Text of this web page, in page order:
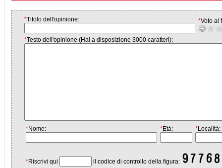
*Titolo dell'opinione: *Voto al
*Testo dell'opinione (Hai a disposizione 3000 caratteri):
*Nome: *Età: *Località:
*Riscrivi qui il codice di controllo della figura: